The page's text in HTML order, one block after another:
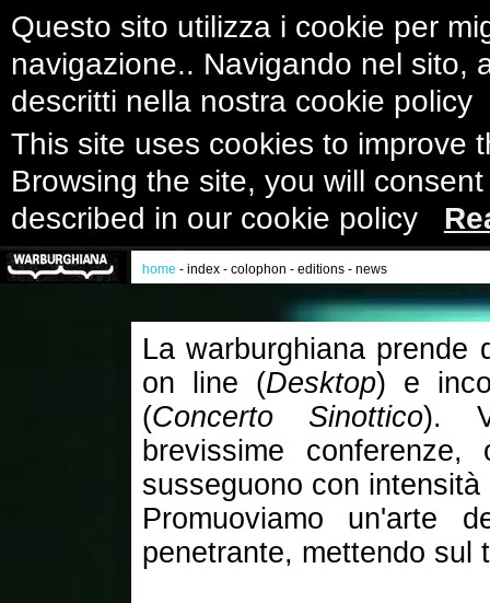
Questo sito utilizza i cookie per
navigazione.. Navigando nel sito,
descritti nella nostra cookie
This site uses cookies to improve
Browsing the site, you will
described in our cookie policy
home - index - colophon - editions - news
La warburghiana
on line (Desktop) e
(Concerto Sinottico).
brevissime
susseguono con
Promuoviamo un'arte
penetrante, mettendo sul